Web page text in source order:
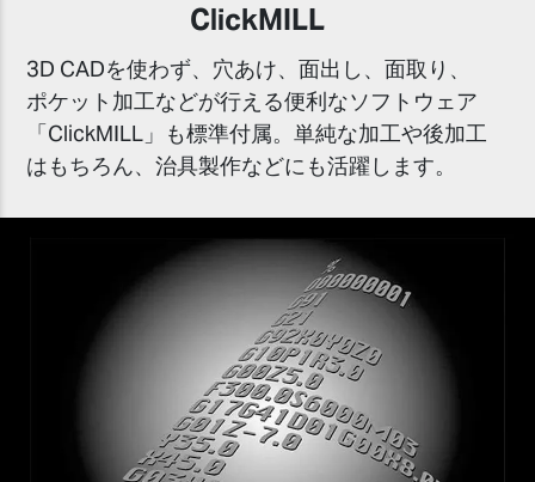
ClickMILL
3D CADを使わず、穴あけ、面出し、面取り、
ポケット加工などが行える便利なソフトウェア
「ClickMILL」も標準付属。単純な加工や後加工
はもちろん、治具製作などにも活躍します。